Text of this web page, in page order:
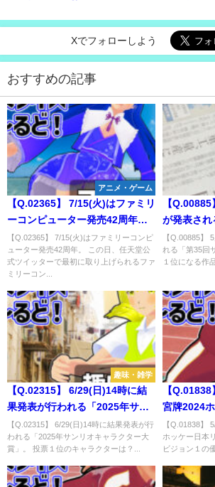
Xでフォローしよう
おすすめの記事
アニメ・ゲーム
【Q.02365】 7/15(火)はファミリ
ーコンピューター発売42周年。
この日、任天堂公式ツイッター
で最初に取り上げられるファミ
リーコンピュータの任天堂タイ
【Q.02365】 7/15(火)はファミリーコンピ
ューター発売42周年。 この日、任天堂公
式ツイッターで最初に取り上げられるファ
ミリーコン...
【
が発表され
マン川柳
品は？
【Q.00885】
れる「第35回
１位になる作
趣味・雑学
【Q.02315】 6/29(日)14時に結
果発表が行われる「2025年サン
リオキャラクター大賞」。 投票
１位のキャラクターは？
【Q.02315】 6/29(日)14時に結果発表が行
われる「2025年サンリオキャラクター大
賞」。 投票１位のキャラクターは？...
【
宮牌2024
ムライリ
の優勝する
【Q.01838】
ホッケー日本
ビジョン１の